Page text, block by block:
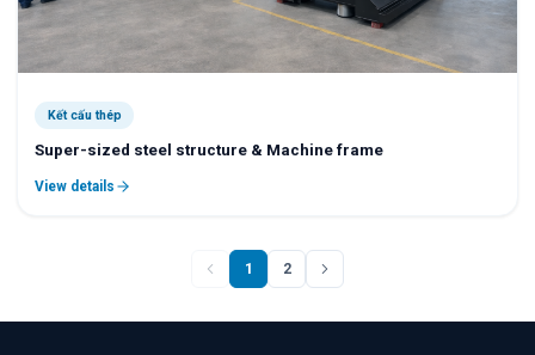
Kết cấu thép
Super-sized steel structure & Machine frame
View details
1 2